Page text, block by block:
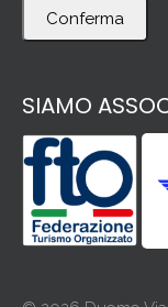
Conferma
SIAMO